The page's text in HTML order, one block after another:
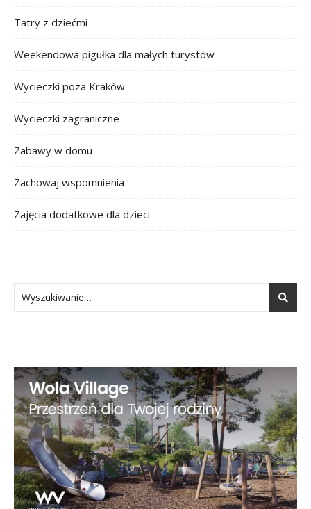
Tatry z dziećmi
Weekendowa pigułka dla małych turystów
Wycieczki poza Kraków
Wycieczki zagraniczne
Zabawy w domu
Zachowaj wspomnienia
Zajęcia dodatkowe dla dzieci